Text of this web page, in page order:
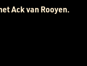
Ack van Rooyen.